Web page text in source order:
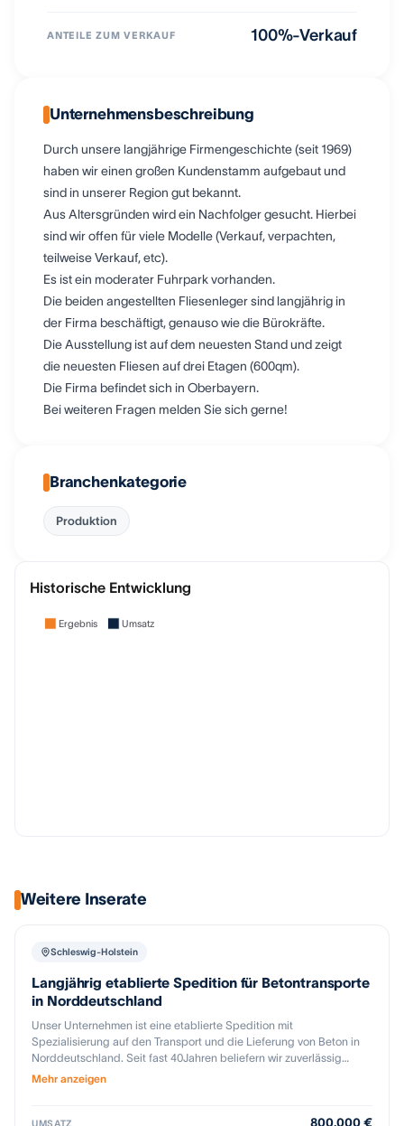
ANTEILE ZUM VERKAUF 100%-Verkauf
Unternehmensbeschreibung
Durch unsere langjährige Firmengeschichte (seit 1969)
haben wir einen großen Kundenstamm aufgebaut und
sind in unserer Region gut bekannt.
Aus Altersgründen wird ein Nachfolger gesucht. Hierbei
sind wir offen für viele Modelle (Verkauf, verpachten,
teilweise Verkauf, etc).
Es ist ein moderater Fuhrpark vorhanden.
Die beiden angestellten Fliesenleger sind langjährig in
der Firma beschäftigt, genauso wie die Bürokräfte.
Die Ausstellung ist auf dem neuesten Stand und zeigt
die neuesten Fliesen auf drei Etagen (600qm).
Die Firma befindet sich in Oberbayern.
Bei weiteren Fragen melden Sie sich gerne!
Branchenkategorie
Produktion
Historische Entwicklung
Ergebnis Umsatz
Weitere Inserate
Schleswig-Holstein
Langjährig etablierte Spedition für Betontransporte
in Norddeutschland
Unser Unternehmen ist eine etablierte Spedition mit
Spezialisierung auf den Transport und die Lieferung von Beton in
Norddeutschland. Seit fast 40Jahren beliefern wir zuverlässig
Bauunternehmen, öffentliche Auftraggeber und private Kunden
Betonherstellern. Wir verfügen über einen modernen Fuhrpark ( 8
Mehr anzeigen
UMSATZ 800.000 €